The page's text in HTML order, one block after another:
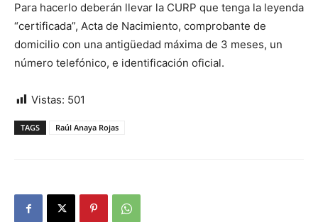
Para hacerlo deberán llevar la CURP que tenga la leyenda
“certificada”, Acta de Nacimiento, comprobante de
domicilio con una antigüedad máxima de 3 meses, un
número telefónico, e identificación oficial.
Vistas: 501
TAGS Raúl Anaya Rojas